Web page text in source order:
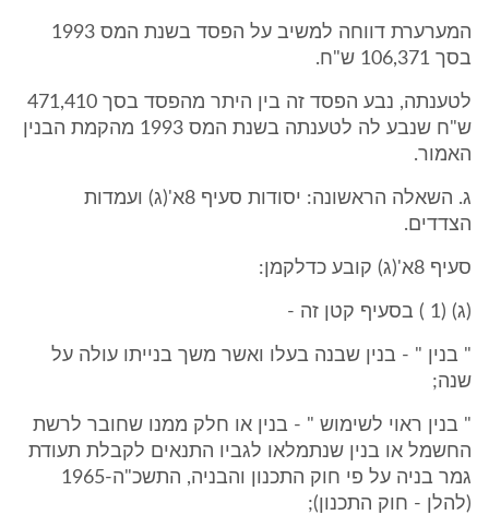
המערערת דווחה למשיב על הפסד בשנת המס 1993
בסך 106,371 ש"ח.
לטענתה, נבע הפסד זה בין היתר מהפסד בסך 471,410
ש"ח שנבע לה לטענתה בשנת המס 1993 מהקמת הבנין
האמור.
ג. השאלה הראשונה: יסודות סעיף 8א'(ג) ועמדות
הצדדים.
סעיף 8א'(ג) קובע כדלקמן:
(ג) (1 ) בסעיף קטן זה -
" בנין " - בנין שבנה בעלו ואשר משך בנייתו עולה על
שנה;
" בנין ראוי לשימוש " - בנין או חלק ממנו שחובר לרשת
החשמל או בנין שנתמלאו לגביו התנאים לקבלת תעודת
גמר בניה על פי חוק התכנון והבניה, התשכ"ה-1965
(להלן - חוק התכנון);